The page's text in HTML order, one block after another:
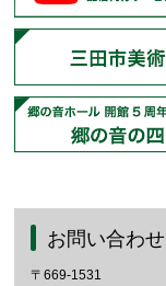
お問い合わせ
〒669-1531